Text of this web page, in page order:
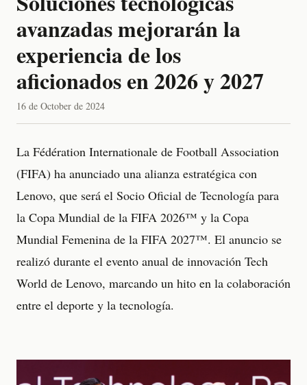
avanzadas mejorarán la
experiencia de los
aficionados en 2026 y 2027
16 de October de 2024
La Fédération Internationale de Football Association
(FIFA) ha anunciado una alianza estratégica con
Lenovo, que será el Socio Oficial de Tecnología para
la Copa Mundial de la FIFA 2026™ y la Copa
Mundial Femenina de la FIFA 2027™. El anuncio se
realizó durante el evento anual de innovación Tech
World de Lenovo, marcando un hito en la colaboración
entre el deporte y la tecnología.